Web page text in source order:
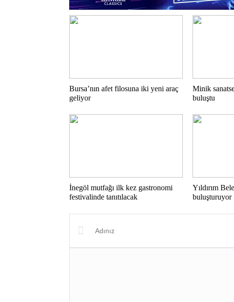
Bursa’nın afet filosuna iki yeni araç
geliyor
Minik
buluştu
İnegöl mutfağı ilk kez gastronomi
festivalinde tanıtılacak
Yıldırım
buluşturuyor